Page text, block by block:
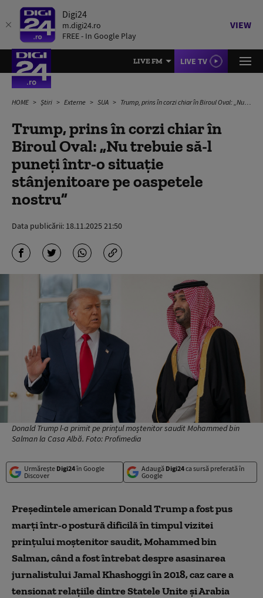
Digi24
m.digi24.ro
FREE - In Google Play
VIEW
LIVE FM LIVE TV
HOME Știri Externe SUA Trump, prins în corzi chiar în Biroul Oval: „Nu trebuie să-l puneţi într-o situaţie stânjenitoare pe oaspetele nostru”
Trump, prins în corzi chiar în
Biroul Oval: „Nu trebuie să-l
puneţi într-o situaţie
stânjenitoare pe oaspetele
nostru”
Data publicării: 18.11.2025 21:50
Donald Trump l-a primit pe prințul moștenitor saudit Mohammed bin
Salman la Casa Albă. Foto: Profimedia
Urmărește Digi24în Google
Discover
Adaugă Digi24ca sursă preferată în
Google
Preşedintele american Donald Trump a fost pus
marți într-o postură dificilă în timpul vizitei
prinţului moştenitor saudit, Mohammed bin
Salman, când a fost întrebat despre asasinarea
jurnalistului Jamal Khashoggi în 2018, caz care a
tensionat relaţiile dintre Statele Unite şi Arabia